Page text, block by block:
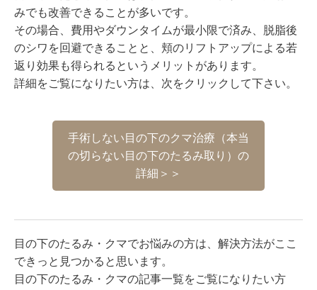
みでも改善できることが多いです。
その場合、費用やダウンタイムが最小限で済み、脱脂後
のシワを回避できることと、頬のリフトアップによる若
返り効果も得られるというメリットがあります。
詳細をご覧になりたい方は、次をクリックして下さい。
手術しない目の下のクマ治療（本当
の切らない目の下のたるみ取り）の
詳細＞＞
目の下のたるみ・クマでお悩みの方は、解決方法がここ
できっと見つかると思います。
目の下のたるみ・クマの記事一覧をご覧になりたい方